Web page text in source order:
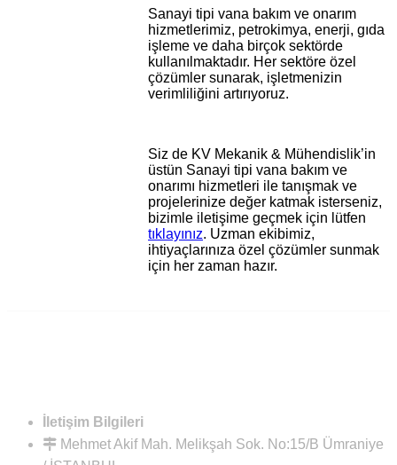
Sanayi tipi vana bakım ve onarım
hizmetlerimiz, petrokimya, enerji, gıda
işleme ve daha birçok sektörde
kullanılmaktadır. Her sektöre özel
çözümler sunarak, işletmenizin
verimliliğini artırıyoruz.
Siz de KV Mekanik & Mühendislik’in
üstün Sanayi tipi vana bakım ve
onarımı hizmetleri ile tanışmak ve
projelerinize değer katmak isterseniz,
bizimle iletişime geçmek için lütfen
tıklayınız. Uzman ekibimiz,
ihtiyaçlarınıza özel çözümler sunmak
için her zaman hazır.
İletişim Bilgileri
Mehmet Akif Mah. Melikşah Sok. No:15/B Ümraniye